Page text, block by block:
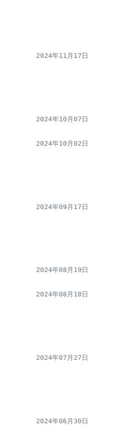
2024年11月17日
2024年10月07日
2024年10月02日
2024年09月17日
2024年08月19日
2024年08月18日
2024年07月27日
2024年06月30日